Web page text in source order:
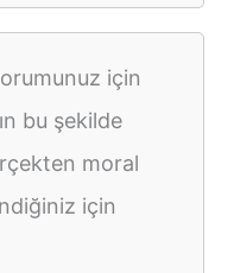
için
bu şekilde
moral
için